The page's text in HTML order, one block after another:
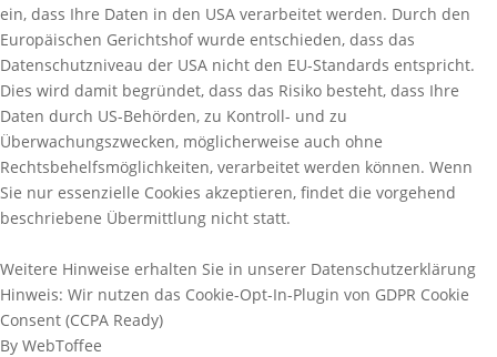
ein, dass Ihre Daten in den USA verarbeitet werden. Durch den
Europäischen Gerichtshof wurde entschieden, dass das
Datenschutzniveau der USA nicht den EU-Standards entspricht.
Dies wird damit begründet, dass das Risiko besteht, dass Ihre
Daten durch US-Behörden, zu Kontroll- und zu
Überwachungszwecken, möglicherweise auch ohne
Rechtsbehelfsmöglichkeiten, verarbeitet werden können. Wenn
Sie nur essenzielle Cookies akzeptieren, findet die vorgehend
beschriebene Übermittlung nicht statt.
Weitere Hinweise erhalten Sie in unserer Datenschutzerklärung
Hinweis: Wir nutzen das Cookie-Opt-In-Plugin von GDPR Cookie
Consent (CCPA Ready)
By WebToffee